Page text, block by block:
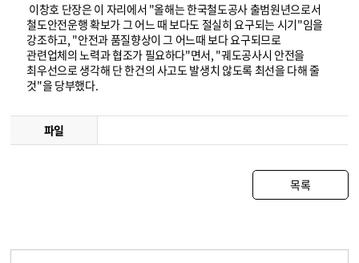
이창호 단장은 이 자리에서 "올해는 한국철도공사 출범원년으로서
철도안전운행 확보가 그 어느 때 보다도 절실히 요구되는 시기"임을
강조하고, "안전과 품질향상이 그 어느때 보다 요구되므로
관련업체의 노력과 협조가 필요하다"면서, "궤도공사시 안전을
최우선으로 생각해 단 한건의 사고도 발생치 않도록 최선을 다해 줄
것"을 당부했다.
파일
목록